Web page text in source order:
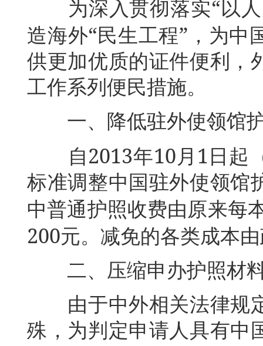
为深入贯彻落实“以
造海外“民生工程” ，为中
供更加优质的证件便利，
工作系列便民措施。
一、降低驻外使领馆护
自2013年10 月 1 日起
标准调整中国驻外使领馆
中普通护照收费由原来每
200元。减免的各类成本
二、压缩申办护照材
由于中外相关法律规定
殊，为判定申请人具有中